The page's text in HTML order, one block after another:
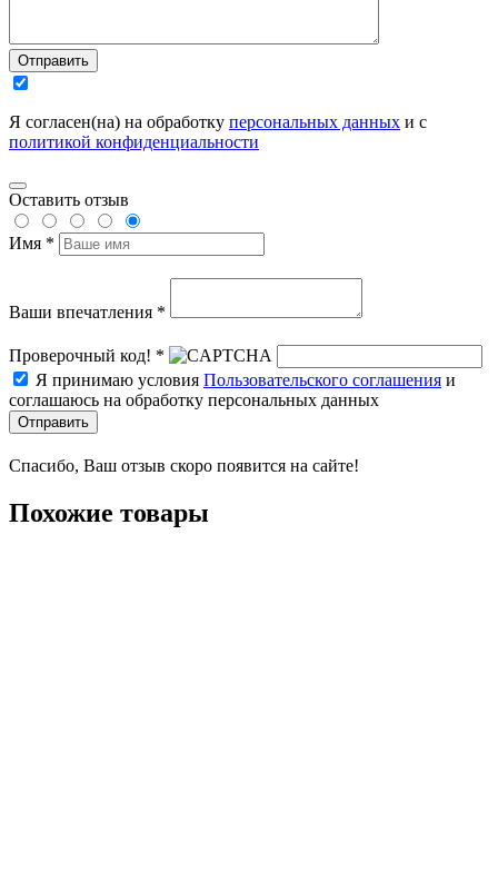
Отправить
Я согласен(на) на обработку персональных данных и с
политикой конфиденциальности
Оставить отзыв
Имя *
Ваши впечатления *
Проверочный код! *
Я принимаю условия Пользовательского соглашения и
соглашаюсь на обработку персональных данных
Отправить
Спасибо, Ваш отзыв скоро появится на сайте!
Похожие товары